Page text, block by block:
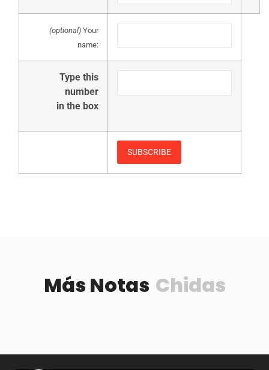
(optional) Your
name:
Type this
number
in the box
Más Notas Chidas